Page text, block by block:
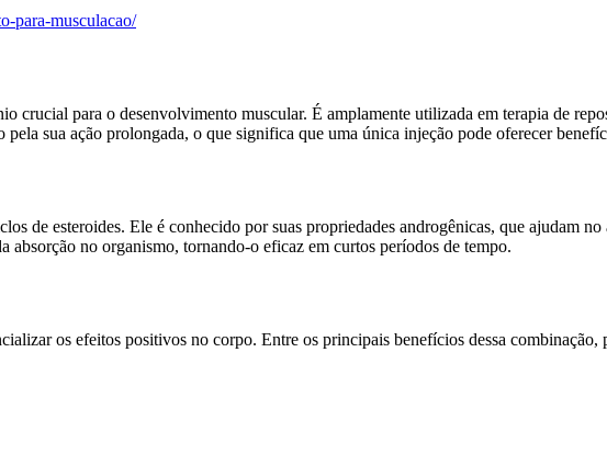
para-musculacao/
crucial para o desenvolvimento muscular. É amplamente utilizada em terapia de
pela sua ação prolongada, o que significa que uma única injeção pode oferecer
de esteroides. Ele é conhecido por suas propriedades androgênicas, que ajudam
no organismo, tornando-o eficaz em curtos períodos de tempo.
os efeitos positivos no corpo. Entre os principais benefícios dessa combinação,